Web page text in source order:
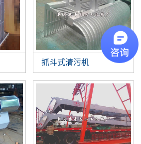
抓斗式清污机